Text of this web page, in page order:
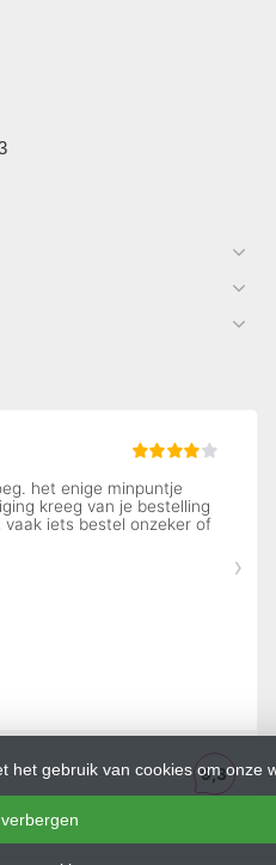
gebruik van cookies om onze